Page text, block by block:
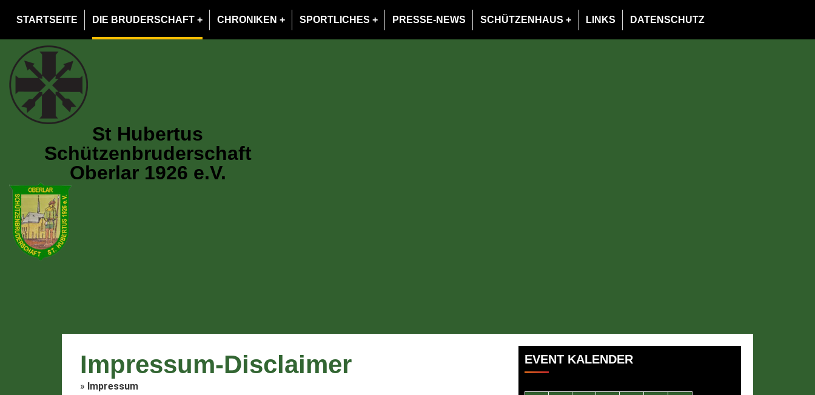
STARTSEITE DIE BRUDERSCHAFT CHRONIKEN SPORTLICHES PRESSE-NEWS SCHÜTZENHAUS LINKS DATENSCHUTZ
St Hubertus​
Schützenbruderschaft
Oberlar 1926 e.V.
Impressum-Disclaimer
» Impressum
EVENT KALENDER